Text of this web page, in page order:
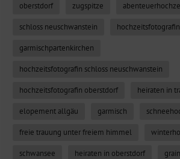
oberstdorf zugspitze
schloss neuschwanstein
garmischpartenkirchen
hochzeitsfotografin schloss neuschwanstein
hochzeitsfotografin oberstdorf heiraten in
elopement allgäu garmisch
freie trauung unter freiem himmel
schwansee heiraten in oberstdorf